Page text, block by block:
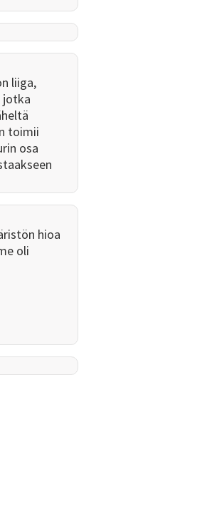
liiga,
jotka
toimii
osa
hioa
oli